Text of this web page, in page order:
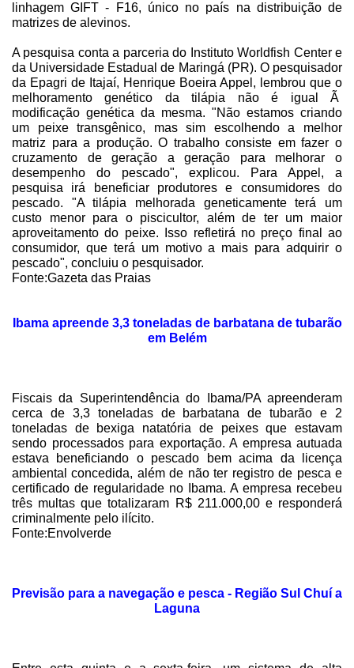
linhagem GIFT - F16, único no país na distribuição de
matrizes de alevinos.
A pesquisa conta a parceria do Instituto Worldfish Center e
da Universidade Estadual de Maringá (PR). O pesquisador
da Epagri de Itajaí, Henrique Boeira Appel, lembrou que o
melhoramento genético da tilápia não é igual Ã
modificação genética da mesma. "Não estamos criando
um peixe transgênico, mas sim escolhendo a melhor
matriz para a produção. O trabalho consiste em fazer o
cruzamento de geração a geração para melhorar o
desempenho do pescado", explicou. Para Appel, a
pesquisa irá beneficiar produtores e consumidores do
pescado. "A tilápia melhorada geneticamente terá um
custo menor para o piscicultor, além de ter um maior
aproveitamento do peixe. Isso refletirá no preço final ao
consumidor, que terá um motivo a mais para adquirir o
pescado", concluiu o pesquisador.
Fonte:Gazeta das Praias
Ibama apreende 3,3 toneladas de barbatana de tubarão
em Belém
Fiscais da Superintendência do Ibama/PA apreenderam
cerca de 3,3 toneladas de barbatana de tubarão e 2
toneladas de bexiga natatória de peixes que estavam
sendo processados para exportação. A empresa autuada
estava beneficiando o pescado bem acima da licença
ambiental concedida, além de não ter registro de pesca e
certificado de regularidade no Ibama. A empresa recebeu
três multas que totalizaram R$ 211.000,00 e responderá
criminalmente pelo ilícito.
Fonte:Envolverde
Previsão para a navegação e pesca - Região Sul Chuí a
Laguna